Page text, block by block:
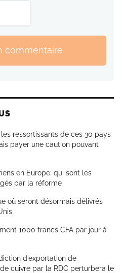
commentaire
ressortissants de ces 30 pays
payer une caution pouvant
en Europe: qui sont les
par la réforme
où seront désormais délivrés
1000 francs CFA par jour à
d’exportation de
cuivre par la RDC perturbera le